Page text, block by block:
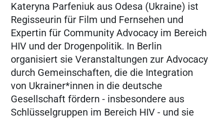
Kateryna Parfeniuk aus Odesa (Ukraine) ist
Regisseurin für Film und Fernsehen und
Expertin für Community Advocacy im Bereich
HIV und der Drogenpolitik. In Berlin
organisiert sie Veranstaltungen zur Advocacy
durch Gemeinschaften, die die Integration
von Ukrainer*innen in die deutsche
Gesellschaft fördern - insbesondere aus
Schlüsselgruppen im Bereich HIV - und sie